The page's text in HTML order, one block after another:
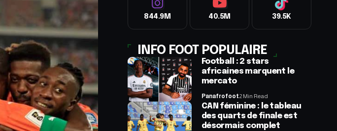
844.9M 40.5M 39.5K
INFO FOOT POPULAIRE
Football : 2 stars
africaines marquent le
mercato
Panafrofoot2 Min Read
CAN féminine : le tableau
des quarts de finale est
désormais complet